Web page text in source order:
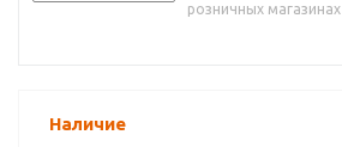
розничных магазинах
Наличие